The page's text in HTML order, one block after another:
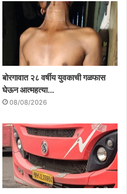
बोरगावात २८ वर्षीय युवकाची गळफास
घेऊन आत्महत्या…
08/08/2026